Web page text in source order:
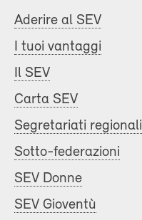
Aderire al SEV
I tuoi vantaggi
Il SEV
Carta SEV
Segretariati regionali
Sotto-federazioni
SEV Donne
SEV Gioventù